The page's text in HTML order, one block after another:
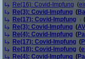
Re(16): Covid-Impfung (
Re(3): Covid-Impfung (
Re(17): Covid-Impfung
(
Re(3): Covid-Impfung (
Re(4): Covid-Impfung (
Re(17): Covid-Impfung (
Re(18): Covid-Impfung (
Re(4): Covid-Impfung (